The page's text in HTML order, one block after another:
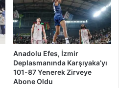
Anadolu Efes, İzmir
Deplasmanında Karşıyaka’yı
101-87 Yenerek Zirveye
Abone Oldu